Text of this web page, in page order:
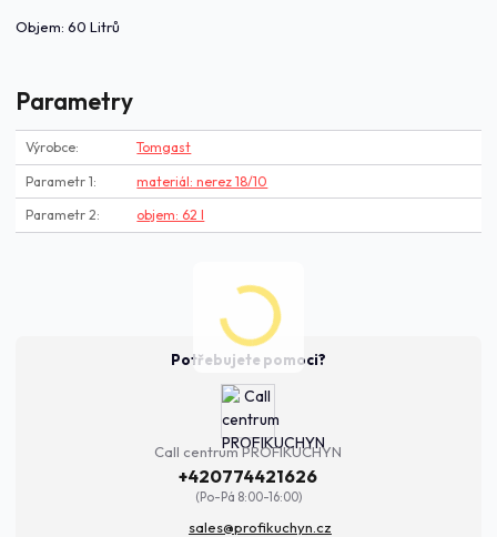
Objem: 60 Litrů
Parametry
Výrobce Tomgast
Parametr 1 materiál: nerez 18/10
Parametr 2 objem: 62 l
Potřebujete pomoci?
Call centrum PROFIKUCHYN
+420774421626
(Po-Pá 8:00-16:00)
sales@profikuchyn.cz